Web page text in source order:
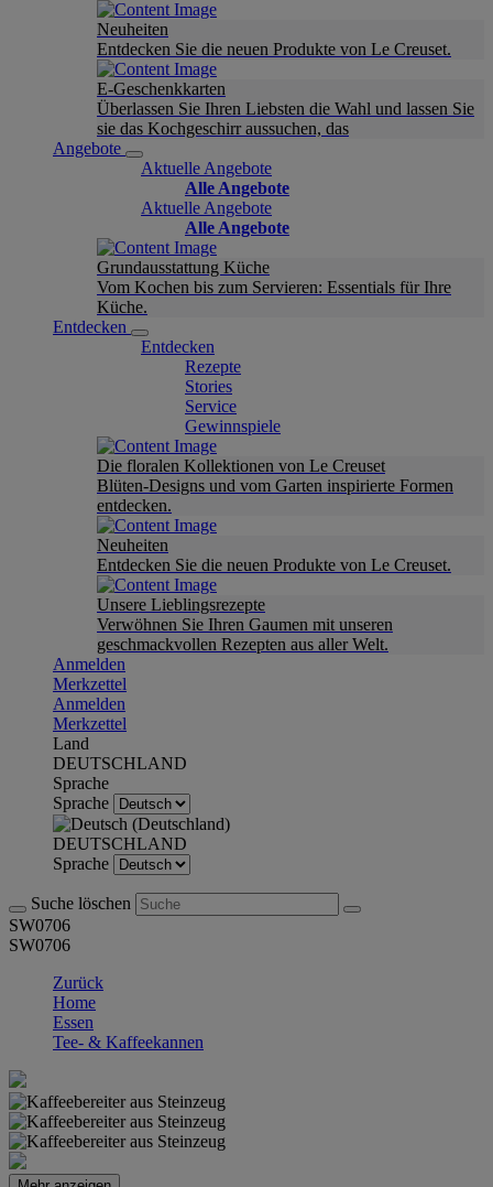
Neuheiten
Entdecken Sie die neuen Produkte von Le Creuset.
E-Geschenkkarten
Überlassen Sie Ihren Liebsten die Wahl und lassen Sie
sie das Kochgeschirr aussuchen, das
Angebote
Aktuelle Angebote
Alle Angebote
Aktuelle Angebote
Alle Angebote
Grundausstattung Küche
Vom Kochen bis zum Servieren: Essentials für Ihre
Küche.
Entdecken
Entdecken
Rezepte
Stories
Service
Gewinnspiele
Die floralen Kollektionen von Le Creuset
Blüten-Designs und vom Garten inspirierte Formen
entdecken.
Neuheiten
Entdecken Sie die neuen Produkte von Le Creuset.
Unsere Lieblingsrezepte
Verwöhnen Sie Ihren Gaumen mit unseren
geschmackvollen Rezepten aus aller Welt.
Anmelden
Merkzettel
Anmelden
Merkzettel
Land
DEUTSCHLAND
Sprache
Sprache
DEUTSCHLAND
Sprache
Suche löschen
SW0706
SW0706
Zurück
Home
Essen
Tee- & Kaffeekannen